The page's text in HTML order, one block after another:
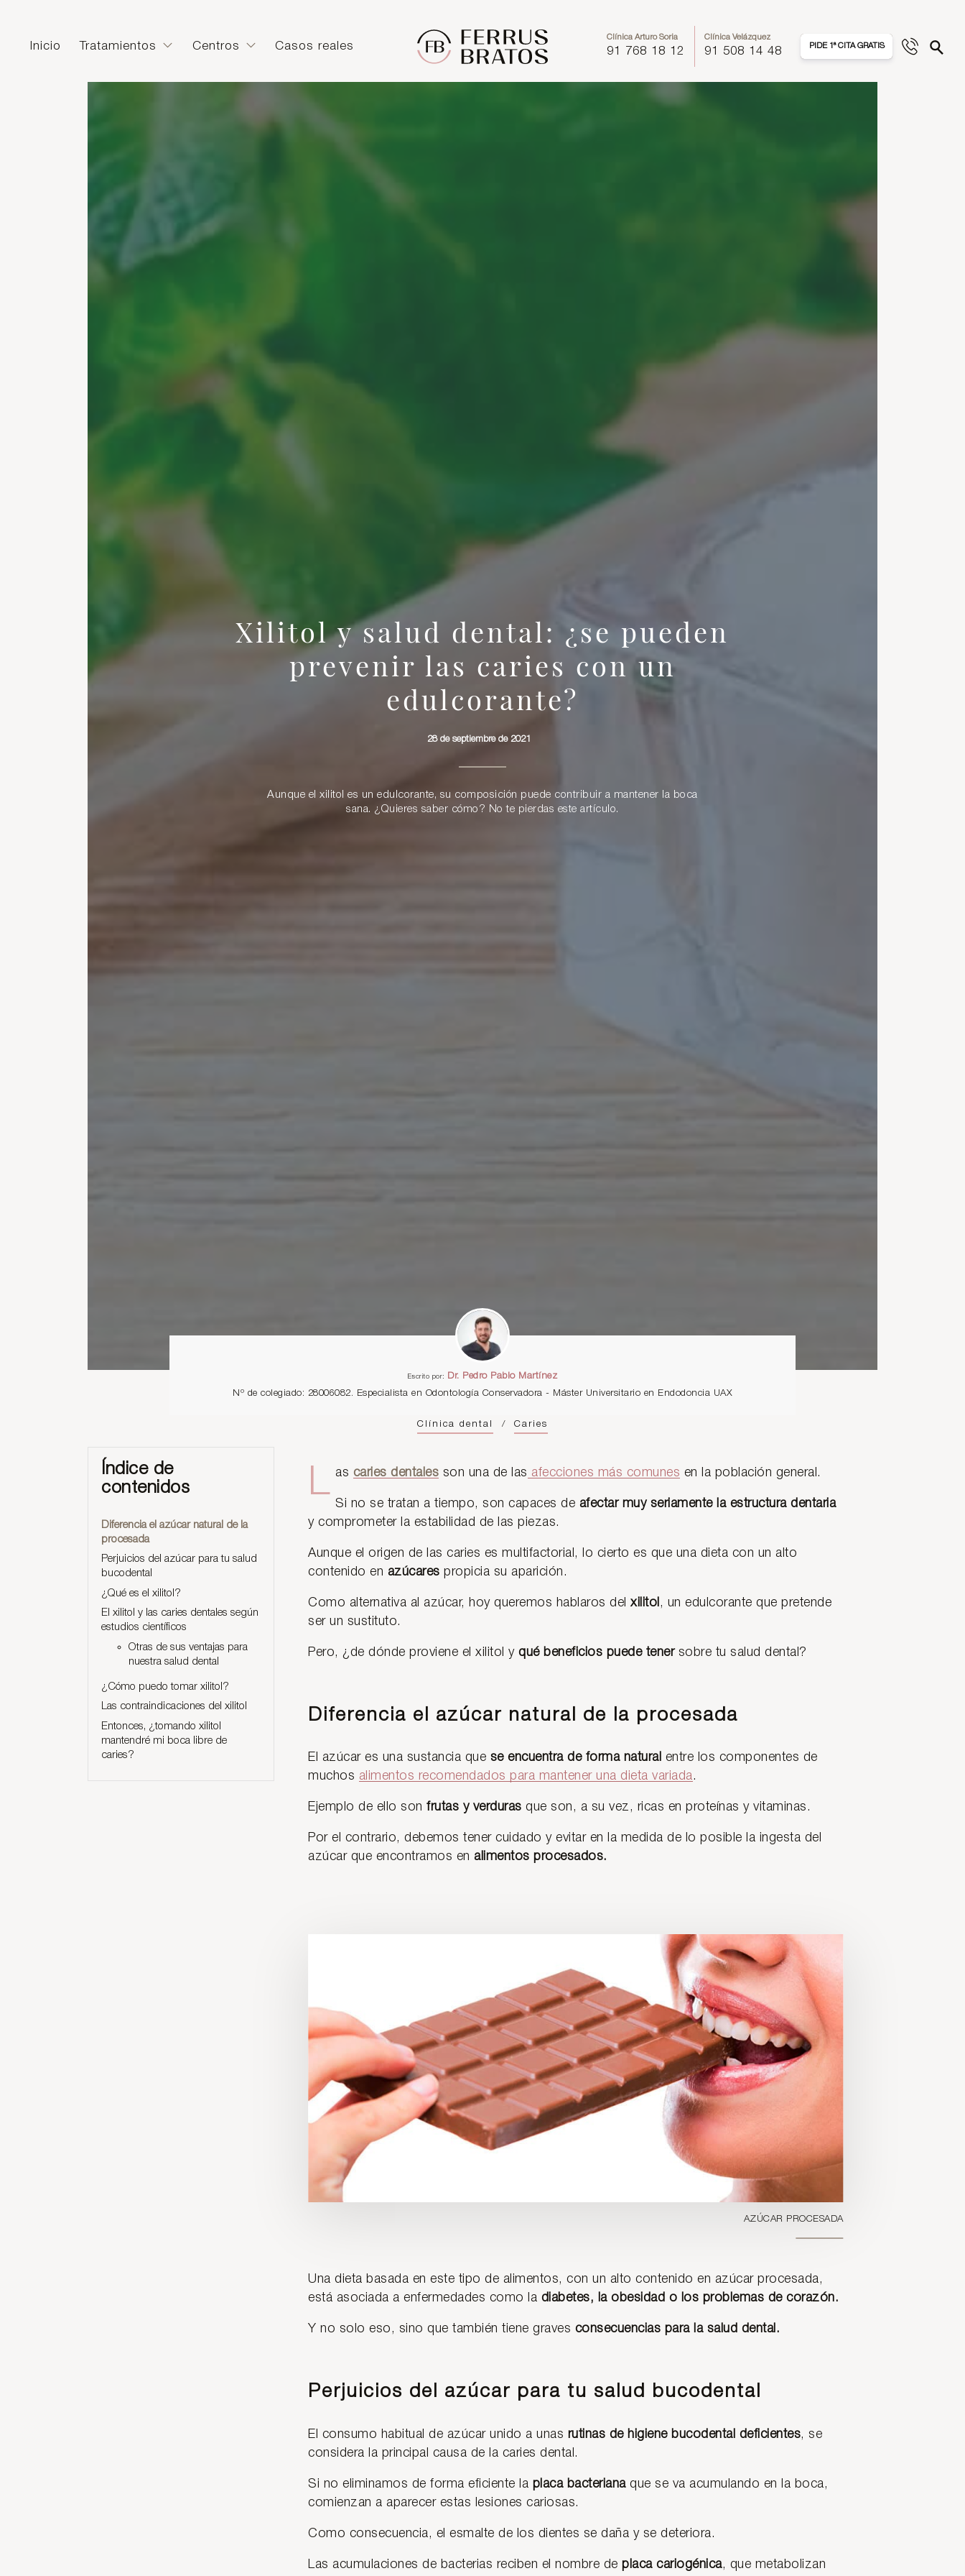
Inicio Tratamientos Centros Casos reales
Clínica Arturo Soria
91 768 18 12
Clínica Velázquez
91 508 14 48 PIDE 1ª CITA GRATIS
Xilitol y salud dental: ¿se pueden
prevenir las caries con un
edulcorante?
28 de septiembre de 2021
Aunque el xilitol es un edulcorante, su composición puede contribuir a mantener la boca
sana. ¿Quieres saber cómo? No te pierdas este artículo.
Escrito por:
Dr. Pedro Pablo Martínez
Nº de colegiado: 28006082. Especialista en Odontología Conservadora - Máster Universitario en Endodoncia UAX
Clínica dental / Caries
L as caries dentales son una de las afecciones más comunes en la población general.
Si no se tratan a tiempo, son capaces de afectar muy seriamente la estructura dentaria
y comprometer la estabilidad de las piezas.
Aunque el origen de las caries es multifactorial, lo cierto es que una dieta con un alto
contenido en azúcarespropicia su aparición.
Como alternativa al azúcar, hoy queremos hablaros delxilitol , un edulcorante que pretende
ser un sustituto.
Pero, ¿de dónde proviene el xilitol yqué beneficios puede tenersobre tu salud dental?
Diferencia el azúcar natural de la procesada
El azúcar es una sustancia que se encuentra de forma natural entre los componentes de
muchos alimentos recomendados para mantener una dieta variada.
Ejemplo de ello son frutas y verduras que son, a su vez, ricas en proteínas y vitaminas.
Por el contrario, debemos tener cuidado y evitar en la medida de lo posible la ingesta del
azúcar que encontramos en alimentos procesados.
AZÚCAR PROCESADA
Una dieta basada en este tipo de alimentos, con un alto contenido en azúcar procesada,
está asociada a enfermedades como la diabetes, la obesidad o los problemas de corazón.
Y no solo eso, sino que también tiene graves consecuencias para la salud dental.
Perjuicios del azúcar para tu salud bucodental
El consumo habitual de azúcar unido a unas rutinas de higiene bucodental deficientes, se
considera la principal causa de la caries dental.
Si no eliminamos de forma eficiente la placa bacterianaque se va acumulando en la boca,
comienzan a aparecer estas lesiones cariosas.
Como consecuencia, el esmalte de los dientes se daña y se deteriora.
Las acumulaciones de bacterias reciben el nombre de placa cariogénica, que metabolizan
Índice de
contenidos
Diferencia el azúcar natural de la
procesada
Perjuicios del azúcar para tu salud
bucodental
¿Qué es el xilitol?
El xilitol y las caries dentales según
estudios científicos
Otras de sus ventajas para
nuestra salud dental
¿Cómo puedo tomar xilitol?
Las contraindicaciones del xilitol
Entonces, ¿tomando xilitol
mantendré mi boca libre de
caries?